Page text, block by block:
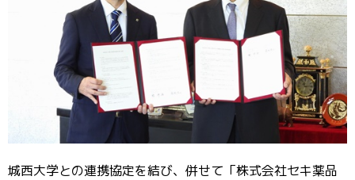
城西大学との連携協定を結び、併せて「株式会社セキ薬品